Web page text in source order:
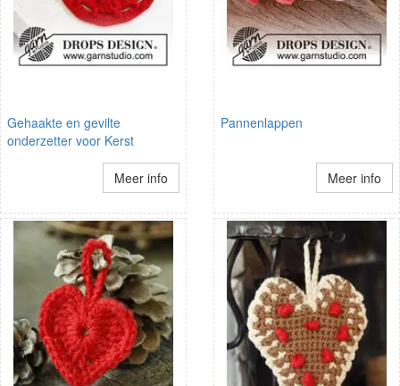
Gehaakte en gevilte
onderzetter voor Kerst
Meer info
Pannenlappen
Meer info